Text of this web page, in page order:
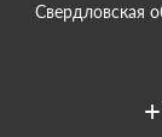
Свердловская